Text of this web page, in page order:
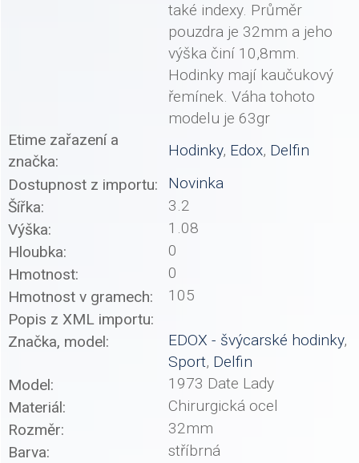
také indexy. Průměr
pouzdra je 32mm a jeho
výška činí 10,8mm.
Hodinky mají kaučukový
řemínek. Váha tohoto
modelu je 63gr
Etime zařazení a
značka:
Hodinky, Edox, Delfin
Dostupnost z importu:
Novinka
Šířka:
3.2
Výška:
1.08
Hloubka:
0
Hmotnost:
0
Hmotnost v gramech:
105
Popis z XML importu:
Značka, model:
EDOX - švýcarské hodinky,
Sport, Delfin
Model:
1973 Date Lady
Materiál:
Chirurgická ocel
Rozměr:
32mm
Barva:
stříbrná